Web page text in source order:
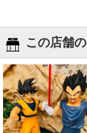
この店舗